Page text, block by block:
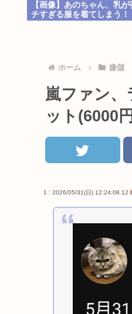
【画像】あのちゃん、乳
チすぎる服を着てしまう！
ホーム 嫌儲
嵐ファン、
ット(6000
1 : 2026/05/31(日) 12:24:08.12